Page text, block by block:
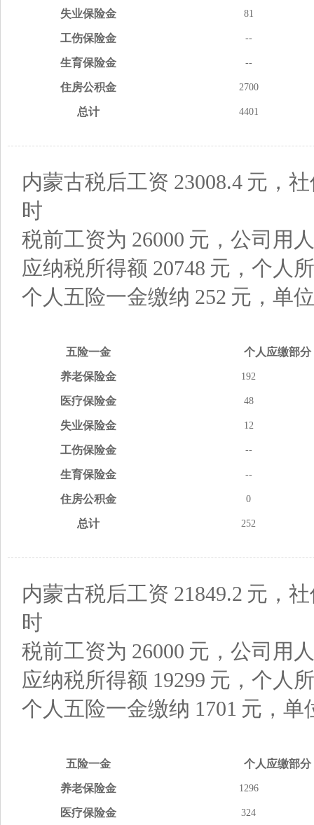
失业保险金 81
工伤保险金 --
生育保险金 --
住房公积金 2700
总计 4401
内蒙古税后工资 23008.4元，社
时
税前工资为 26000 元，公司用
应纳税所得额 20748 元，个人
个人五险一金缴纳 252 元，单
五险一金 个人应缴部分
养老保险金 192
医疗保险金 48
失业保险金 12
工伤保险金 --
生育保险金 --
住房公积金 0
总计 252
内蒙古税后工资 21849.2 元，
时
税前工资为 26000 元，公司用
应纳税所得额 19299 元，个人
个人五险一金缴纳 1701 元，单
五险一金 个人应缴部分
养老保险金 1296
医疗保险金 324